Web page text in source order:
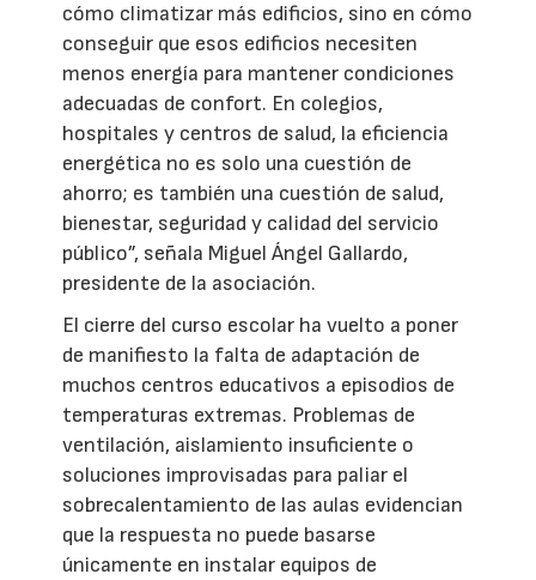
cómo climatizar más edificios, sino en cómo
conseguir que esos edificios necesiten
menos energía para mantener condiciones
adecuadas de confort. En colegios,
hospitales y centros de salud, la eficiencia
energética no es solo una cuestión de
ahorro; es también una cuestión de salud,
bienestar, seguridad y calidad del servicio
público”, señala Miguel Ángel Gallardo,
presidente de la asociación.
El cierre del curso escolar ha vuelto a poner
de manifiesto la falta de adaptación de
muchos centros educativos a episodios de
temperaturas extremas. Problemas de
ventilación, aislamiento insuficiente o
soluciones improvisadas para paliar el
sobrecalentamiento de las aulas evidencian
que la respuesta no puede basarse
únicamente en instalar equipos de